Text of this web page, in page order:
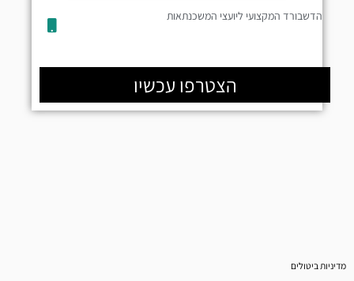
הדשבורד המקצועי ליועצי המשכנתאות
הצטרפו עכשיו
מדיניות ביטולים